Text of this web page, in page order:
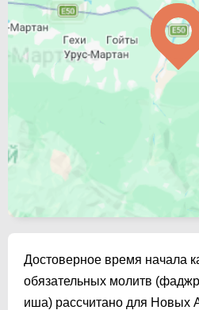
Достоверное время начала
обязательных молитв
иша) рассчитано для Новых